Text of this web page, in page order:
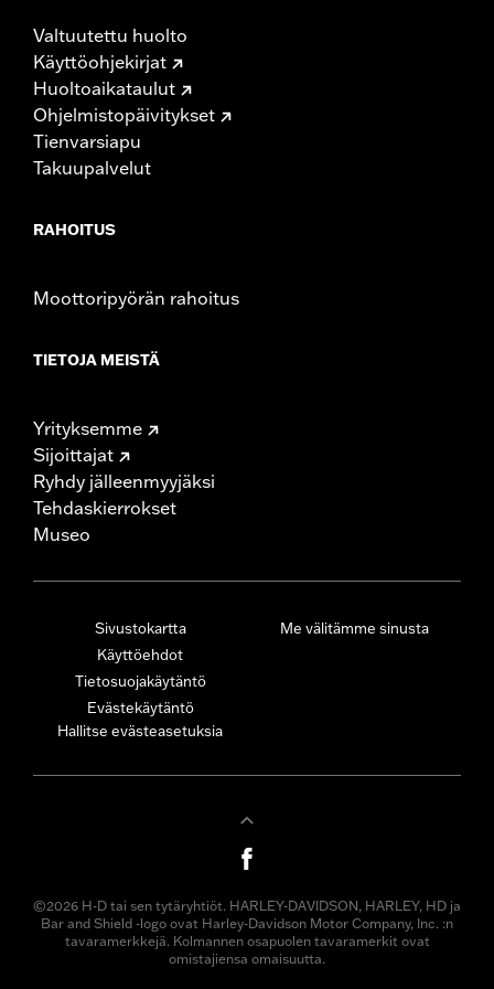
Valtuutettu huolto
Käyttöohjekirjat
Huoltoaikataulut
Ohjelmistopäivitykset
Tienvarsiapu
Takuupalvelut
RAHOITUS
Moottoripyörän rahoitus
TIETOJA MEISTÄ
Yrityksemme
Sijoittajat
Ryhdy jälleenmyyjäksi
Tehdaskierrokset
Museo
Sivustokartta
Käyttöehdot
Tietosuojakäytäntö
Evästekäytäntö
Hallitse evästeasetuksia
Me välitämme sinusta
©2026 H-D tai sen tytäryhtiöt. HARLEY-DAVIDSON, HARLEY, HD ja
Bar and Shield -logo ovat Harley-Davidson Motor Company, Inc. :n
tavaramerkkejä. Kolmannen osapuolen tavaramerkit ovat
omistajiensa omaisuutta.